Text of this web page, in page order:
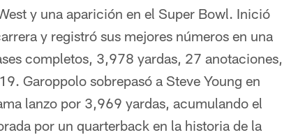
y una aparición en el Super Bowl. Inició
y registró sus mejores números en una
completos, 3,978 yardas, 27 anotaciones,
Garoppolo sobrepasó a Steve Young en
lanzo por 3,969 yardas, acumulando el
por un quarterback en la historia de la